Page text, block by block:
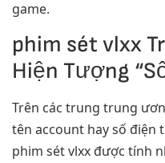
game.
phim sét vlxx
Hiện Tượng
Trên các trung trung
tên account hay số điện
phim sét vlxx được tính